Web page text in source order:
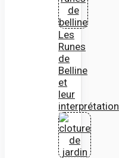
Les
Runes
de
Belline
et
leur
interprétation